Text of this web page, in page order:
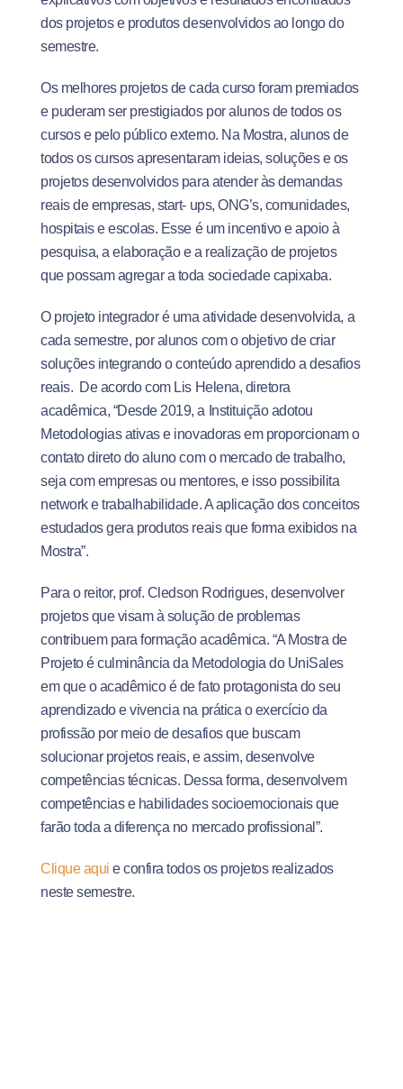
dos projetos e produtos desenvolvidos ao longo do
semestre.
Os melhores projetos de cada curso foram premiados
e puderam ser prestigiados por alunos de todos os
cursos e pelo público externo. Na Mostra, alunos de
todos os cursos apresentaram ideias, soluções e os
projetos desenvolvidos para atender às demandas
reais de empresas, start- ups, ONG’s, comunidades,
hospitais e escolas. Esse é um incentivo e apoio à
pesquisa, a elaboração e a realização de projetos
que possam agregar a toda sociedade capixaba.
O projeto integrador é uma atividade desenvolvida, a
cada semestre, por alunos com o objetivo de criar
soluções integrando o conteúdo aprendido a desafios
reais. De acordo com Lis Helena, diretora
acadêmica, “Desde 2019, a Instituição adotou
Metodologias ativas e inovadoras em proporcionam o
contato direto do aluno com o mercado de trabalho,
seja com empresas ou mentores, e isso possibilita
network e trabalhabilidade. A aplicação dos conceitos
estudados gera produtos reais que forma exibidos na
Mostra”.
Para o reitor, prof. Cledson Rodrigues, desenvolver
projetos que visam à solução de problemas
contribuem para formação acadêmica. “A Mostra de
Projeto é culminância da Metodologia do UniSales
em que o acadêmico é de fato protagonista do seu
aprendizado e vivencia na prática o exercício da
profissão por meio de desafios que buscam
solucionar projetos reais, e assim, desenvolve
competências técnicas. Dessa forma, desenvolvem
competências e habilidades socioemocionais que
farão toda a diferença no mercado profissional”.
Clique aqui e confira todos os projetos realizados
neste semestre.